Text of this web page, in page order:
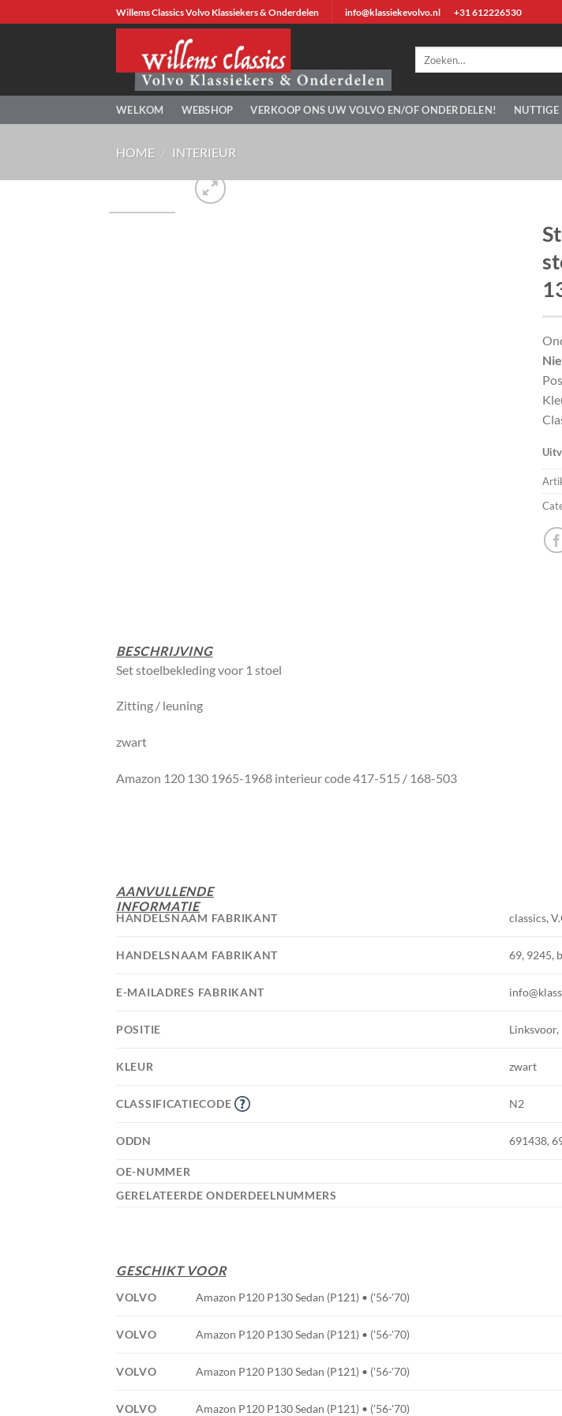
naar
Willems Classics Volvo Klassiekers & Onderdelen info@klassiekevolvo.nl +31 612226530
WELKOM WEBSHOP VERKOOP ONS UW VOLVO EN/OF ONDERDELEN!
HOME / INTERIEUR
BESCHRIJVING
Set stoelbekleding voor 1 stoel
Zitting / leuning
zwart
Amazon 120 130 1965-1968 interieur code 417-515 / 168-503
AANVULLENDE
INFORMATIE
HANDELSNAAM FABRIKANT classics,
HANDELSNAAM FABRIKANT 69, 9245,
E-MAILADRES FABRIKANT
POSITIE
KLEUR zwart
CLASSIFICATIECODE N2
ODDN 691438,
OE-NUMMER
GERELATEERDE ONDERDEELNUMMERS
GESCHIKT VOOR
VOLVO Amazon P120 P130 Sedan (P121) • ('56-'70)
VOLVO Amazon P120 P130 Sedan (P121) • ('56-'70)
VOLVO Amazon P120 P130 Sedan (P121) • ('56-'70)
VOLVO Amazon P120 P130 Sedan (P121) • ('56-'70)